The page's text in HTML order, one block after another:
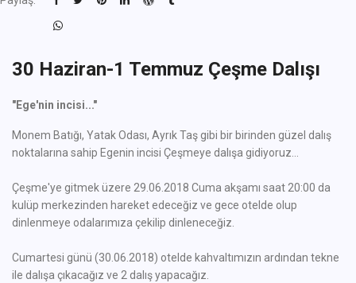
30 Haziran-1 Temmuz Çeşme Dalışı
"Ege'nin incisi..."
Monem Batığı, Yatak Odası, Ayrık Taş gibi bir birinden güzel dalış
noktalarına sahip Egenin incisi Çeşmeye dalışa gidiyoruz...
Çeşme'ye gitmek üzere 29.06.2018 Cuma akşamı saat 20:00 da
kulüp merkezinden hareket edeceğiz ve gece otelde olup
dinlenmeye odalarımıza çekilip dinleneceğiz.
Cumartesi günü (30.06.2018) otelde kahvaltımızın ardından tekne
ile dalışa çıkacağız ve 2 dalış yapacağız.